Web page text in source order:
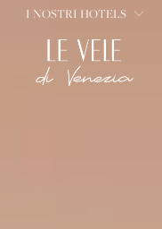
I NOSTRI HOTELS